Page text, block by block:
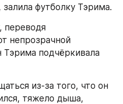
футболку Тэрима.
переводя
непрозрачной
подчёркивала
из-за того, что он
тяжело дыша,